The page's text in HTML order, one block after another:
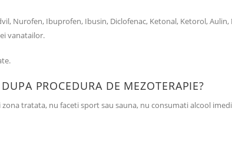
Nurofen, Ibuprofen, Ibusin, Diclofenac, Ketonal, Ketorol, Aulin,
vanatailor.
PROCEDURA DE MEZOTERAPIE?
tratata, nu faceti sport sau sauna, nu consumati alcool